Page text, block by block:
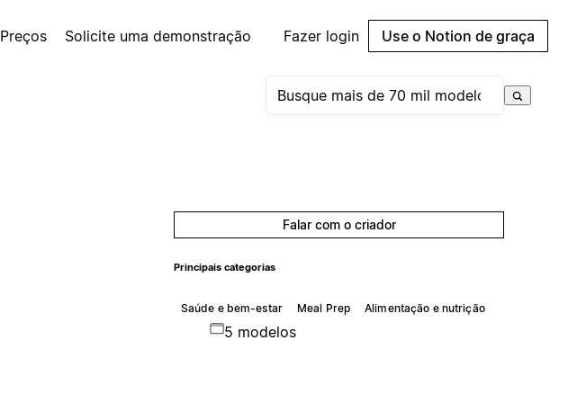
Preços Solicite uma demonstração Fazer login Use o Notion de graça
Falar com o criador
Principais categorias
Saúde e bem-estar Meal Prep Alimentação e nutrição
5 modelos